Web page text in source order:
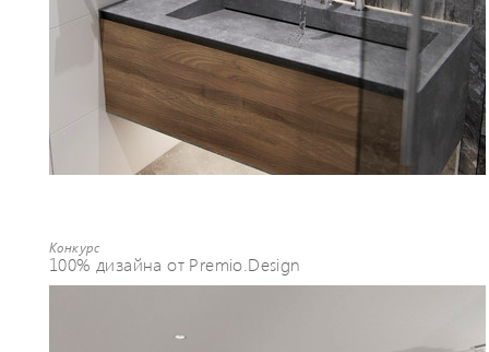
Конкурс
100% дизайна от Premio.Design